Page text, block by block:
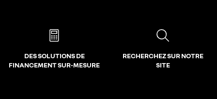
DES SOLUTIONS DE
FINANCEMENT SUR-MESURE
RECHERCHEZ SUR NOTRE
SITE